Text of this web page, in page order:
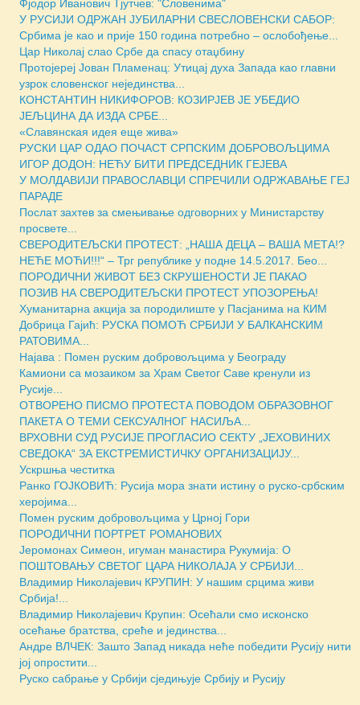
Фјодор Иванович Тјутчев: "Словенима"
У РУСИЈИ ОДРЖАН ЈУБИЛАРНИ СВЕСЛОВЕНСКИ САБОР:
Србима је као и прије 150 година потребно – ослобођење...
Цар Николај слао Србе да спасу отаџбину
Протојереј Јован Пламенац: Утицај духа Запада као главни
узрок словенског нејединства...
КОНСТАНТИН НИКИФОРОВ: КОЗИРЈЕВ ЈЕ УБЕДИО
ЈЕЉЦИНА ДА ИЗДА СРБЕ...
«Славянская идея еще жива»
РУСКИ ЦАР ОДАО ПОЧАСТ СРПСКИМ ДОБРОВОЉЦИМА
ИГОР ДОДОН: НЕЋУ БИТИ ПРЕДСЕДНИК ГЕЈЕВА
У МОЛДАВИЈИ ПРАВОСЛАВЦИ СПРЕЧИЛИ ОДРЖАВАЊЕ ГЕЈ
ПАРАДЕ
Послат захтев за смењивање одговорних у Министарству
просвете...
СВЕРОДИТЕЉСКИ ПРОТЕСТ: „НАША ДЕЦА – ВАША МЕТА!?
НЕЋЕ МОЋИ!!!“ – Трг републике у подне 14.5.2017. Бео...
ПОРОДИЧНИ ЖИВОТ БЕЗ СКРУШЕНОСТИ ЈЕ ПАКАО
ПОЗИВ НА СВЕРОДИТЕЉСКИ ПРОТЕСТ УПОЗОРЕЊА!
Хуманитарна акција за породилиште у Пасјанима на КИМ
Добрица Гајић: РУСКА ПОМОЋ СРБИЈИ У БАЛКАНСКИМ
РАТОВИМА...
Најава : Помен руским добровољцима у Београду
Камиони са мозаиком за Храм Светог Саве кренули из
Русије...
ОТВОРЕНО ПИСМО ПРОТЕСТА ПОВОДОМ ОБРАЗОВНОГ
ПАКЕТА О ТЕМИ СЕКСУАЛНОГ НАСИЉА...
ВРХОВНИ СУД РУСИЈЕ ПРОГЛАСИО СЕКТУ „ЈЕХОВИНИХ
СВЕДОКА“ ЗА ЕКСТРЕМИСТИЧКУ ОРГАНИЗАЦИЈУ...
Ускршња честитка
Ранко ГОЈКОВИЋ: Русија мора знати истину о руско-србским
херојима...
Помен руским добровољцима у Црној Гори
ПОРОДИЧНИ ПОРТРЕТ РОМАНОВИХ
Јеромонах Симеон, игуман манастира Рукумија: О
ПОШТОВАЊУ СВЕТОГ ЦАРА НИКОЛАЈА У СРБИЈИ...
Владимир Николајевич КРУПИН: У нашим срцима живи
Србија!...
Владимир Николајевич Крупин: Осећали смо исконско
осећање братства, среће и јединства...
Андре ВЛЧЕК: Зашто Запад никада неће победити Русију нити
јој опростити...
Руско сабрање у Србији сједињује Србију и Русију